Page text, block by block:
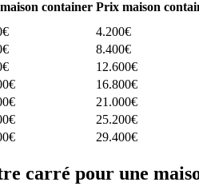
container Prix maison
4.200€
8.400€
12.600€
16.800€
21.000€
25.200€
29.400€
carré pour une